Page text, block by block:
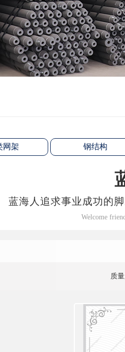
网架 钢结构
蓝海人追求事业成功的
Welcome
质